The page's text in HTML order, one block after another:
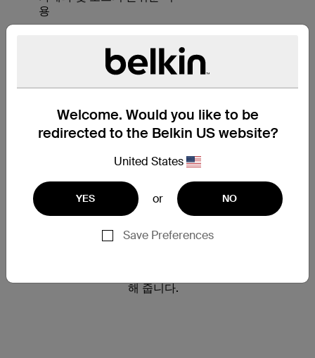
Welcome. Would you like to be
redirected to the Belkin US website?
United States
YES or NO
Save Preferences
용
뛰어난 그립감을
선사하는 딤플형
의 테두리
휴대폰을 보호하기 위한 가장 좋은
방지하는 것입니다. 벨킨 Grip
Candy SE Case의 테두리는 전체
컬러와 대조되는 독특한 스타일로
새롭게 디자인되어 iPhone 6/6s를
해 줍니다.